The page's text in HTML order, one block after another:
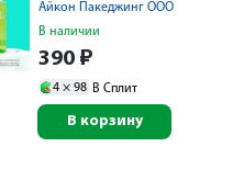
Айкон Пакеджинг ООО
В наличии
390 ₽
4 × 98 В Сплит
В корзину